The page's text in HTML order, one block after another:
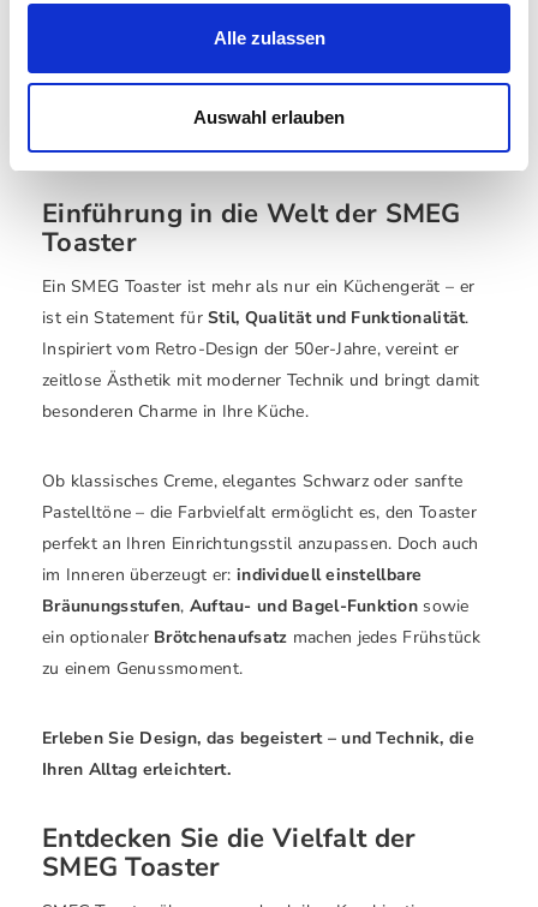
Alle zulassen
Auswahl erlauben
479,00 € 519,00 €
Einführung in die Welt der SMEG
Toaster
Ein SMEG Toaster ist mehr als nur ein Küchengerät – er
ist ein Statement fürStil, Qualität und Funktionalität.
Inspiriert vom Retro-Design der 50er-Jahre, vereint er
zeitlose Ästhetik mit moderner Technik und bringt damit
besonderen Charme in Ihre Küche.
Ob klassisches Creme, elegantes Schwarz oder sanfte
Pastelltöne – die Farbvielfalt ermöglicht es, den Toaster
perfekt an Ihren Einrichtungsstil anzupassen. Doch auch
im Inneren überzeugt er: individuell einstellbare
Bräunungsstufen, Auftau- und Bagel-Funktion sowie
ein optionaler Brötchenaufsatz machen jedes Frühstück
zu einem Genussmoment.
Erleben Sie Design, das begeistert – und Technik, die
Ihren Alltag erleichtert.
Entdecken Sie die Vielfalt der
SMEG Toaster